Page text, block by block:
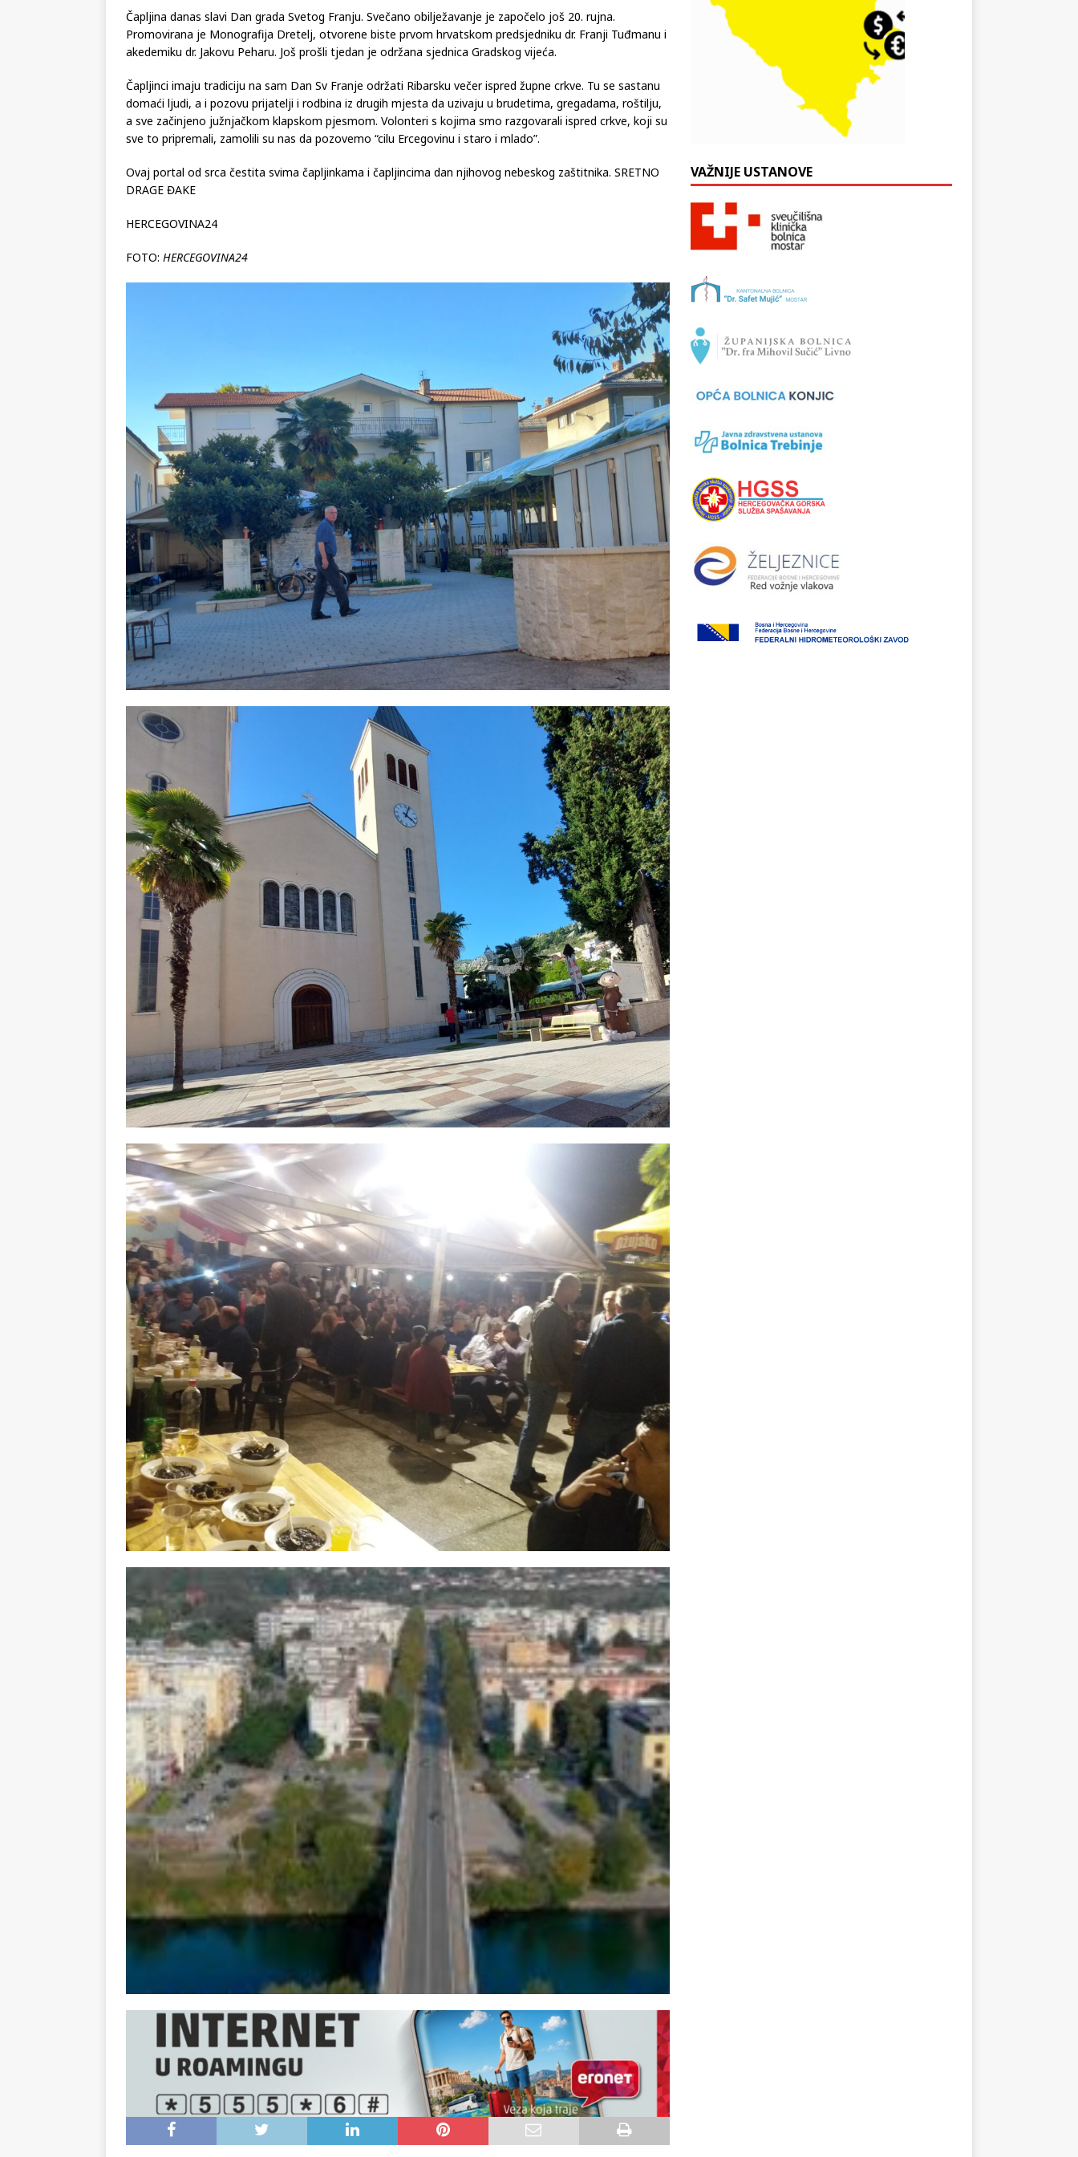
04. listopada
Čapljina danas slavi Dan grada Svetog Franju. Svečano obilježavanje je započelo još 20. rujna.
Promovirana je Monografija Dretelj, otvorene biste prvom hrvatskom predsjedniku dr. Franji Tuđmanu i
akedemiku dr. Jakovu Peharu. Još prošli tjedan je održana sjednica Gradskog vijeća.
Čapljinci imaju tradiciju na sam Dan Sv Franje održati Ribarsku večer ispred župne crkve. Tu se sastanu
domaći ljudi, a i pozovu prijatelji i rodbina iz drugih mjesta da uzivaju u brudetima, gregadama, roštilju,
a sve začinjeno južnjačkom klapskom pjesmom. Volonteri s kojima smo razgovarali ispred crkve, koji su
sve to pripremali, zamolili su nas da pozovemo “cilu Ercegovinu i staro i mlado”.
DRAGE ĐAKE
HERCEGOVINA24
FOTO:HERCEGOVINA24
VAŽNIJE USTANOVE